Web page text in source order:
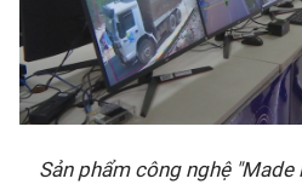
Sản phẩm công nghệ